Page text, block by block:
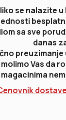
se nalazite
sa sve
danas
preuzimanje
Vas da
magacinima